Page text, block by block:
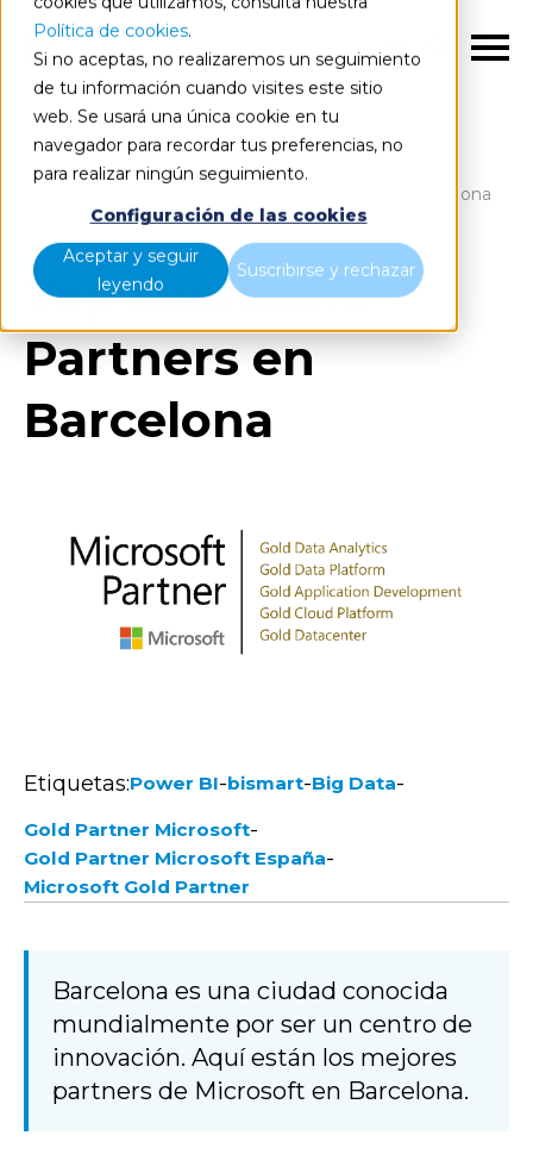
Política de cookies.
Si no aceptas, no realizaremos un seguimiento
de tu información cuando visites este sitio
web. Se usará una única cookie en tu
navegador para recordar tus preferencias, no
para realizar ningún seguimiento.
Configuración de las cookies
Aceptar y seguir
leyendo
Suscribirse y rechazar
ES
Top Microsoft Partners en Barcelona
Top Microsoft
Partners en
Barcelona
Etiquetas:Power BI-bismart-Big Data-
Gold Partner Microsoft-
Gold Partner Microsoft España-
Microsoft Gold Partner
Barcelona es una ciudad conocida
mundialmente por ser un centro de
innovación. Aquí están los mejores
partners de Microsoft en Barcelona.